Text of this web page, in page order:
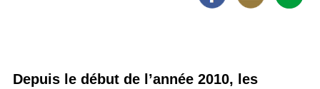
Depuis le début de l’année 2010, les